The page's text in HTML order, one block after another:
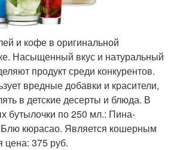
и кофе в оригинальной
Насыщенный вкус и натуральный
продукт среди конкурентов.
вредные добавки и красители,
в детские десерты и блюда. В
бутылочки по 250 мл.: Пина-
Блю кюрасао. Является кошерным
цена: 375 руб.